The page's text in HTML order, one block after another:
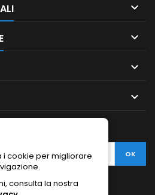




i cookie per migliorare
consulta la nostra